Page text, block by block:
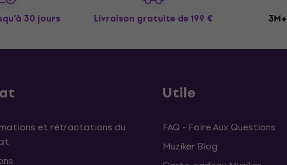
30 jours Livraison gratuite de 199 €
et rétractations du
Utile
FAQ - Foire Aux Questions
Muziker Blog